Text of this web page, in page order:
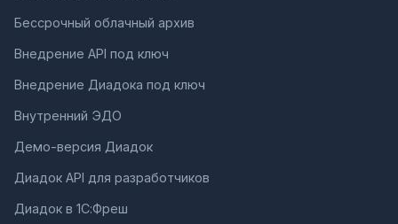
Бессрочный облачный архив
Внедрение API под ключ
Внедрение Диадока под ключ
Внутренний ЭДО
Демо-версия Диадок
Диадок API для разработчиков
Диадок в 1С:Фреш